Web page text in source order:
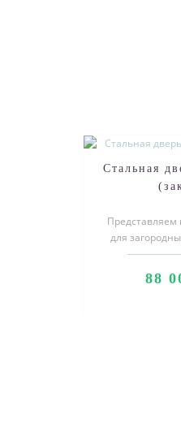
Стальная
Представляем
для
«Atlas Next»-
88